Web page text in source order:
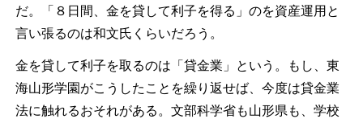
だ。「８日間、金を貸して利子を得る」のを資産運用と
言い張るのは和文氏くらいだろう。
金を貸して利子を取るのは「貸金業」という。もし、東
海山形学園がこうしたことを繰り返せば、今度は貸金業
法に触れるおそれがある。文部科学省も山形県も、学校